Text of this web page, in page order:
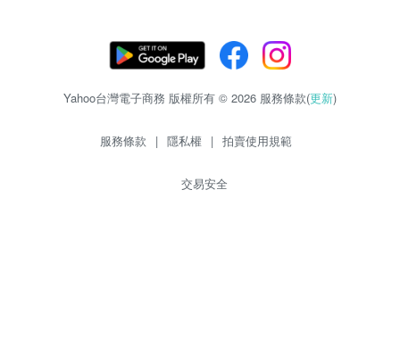
Yahoo台灣電子商務 版權所有 © 2026 服務條款(更新)
服務條款 | 隱私權 | 拍賣使用規範
交易安全